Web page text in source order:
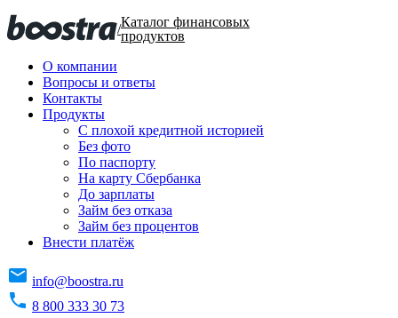
/Каталог финансовых
продуктов
О компании
Вопросы и ответы
Контакты
Продукты
C плохой кредитной историей
Без фото
По паспорту
На карту Сбербанка
До зарплаты
Займ без отказа
Займ без процентов
Внести платёж
info@boostra.ru
8 800 333 30 73